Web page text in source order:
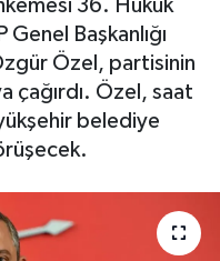
36. Hukuk
Genel Başkanlığı
Özel, partisinin
çağırdı. Özel, saat
belediye